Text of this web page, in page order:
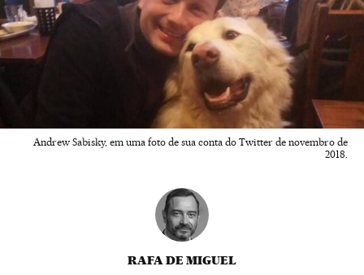
Andrew Sabisky, em uma foto de sua conta do Twitter de novembro de
2018.
RAFA DE MIGUEL